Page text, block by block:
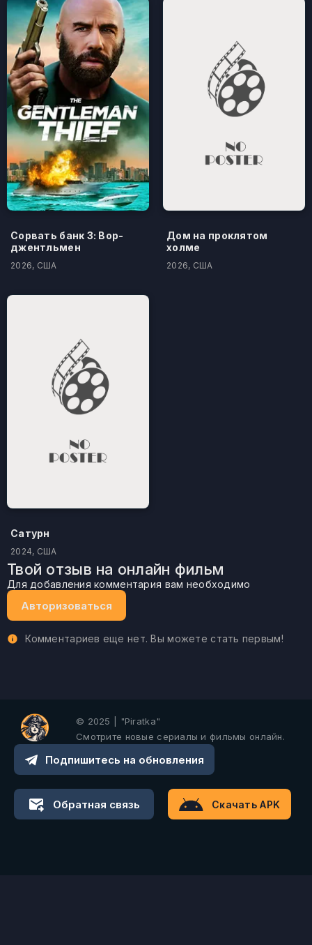
Сорвать банк 3: Вор-
джентльмен
2026, США
Дом на проклятом
холме
2026, США
Сатурн
2024, США
Твой отзыв на онлайн фильм
Для добавления комментария вам необходимо
Авторизоваться
Комментариев еще нет. Вы можете стать первым!
© 2025 | "Piratka"
Смотрите новые сериалы и фильмы онлайн.
Подпишитесь на обновления
Обратная связь Скачать APK